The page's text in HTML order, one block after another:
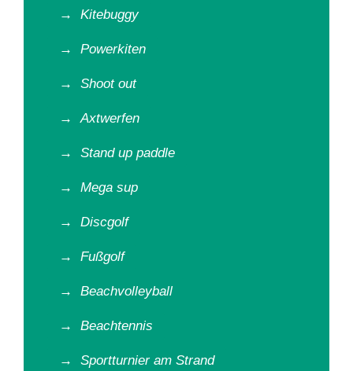
→ Kitebuggy
→ Powerkiten
→ Shoot out
→Axtwerfen
→ Stand up paddle
→ Mega sup
→ Discgolf
→ Fußgolf
→ Beachvolleyball
→ Beachtennis
→ Sportturnier am Strand